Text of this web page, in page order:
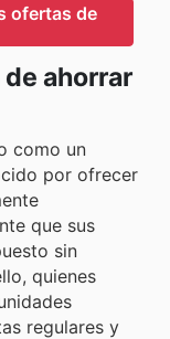
ofertas de
de ahorrar
como un
por ofrecer
que sus
sin
quienes
regulares y